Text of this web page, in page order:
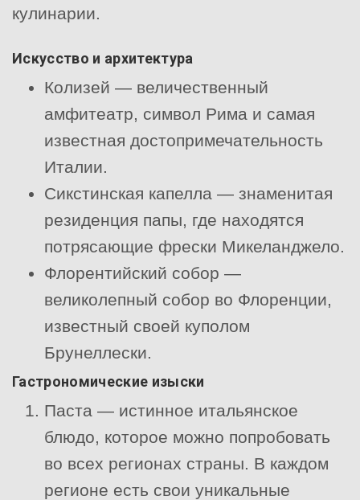
кулинарии.
Искусство и архитектура
Колизей — величественный
амфитеатр, символ Рима и самая
известная достопримечательность
Италии.
Сикстинская капелла — знаменитая
резиденция папы, где находятся
потрясающие фрески Микеланджело.
Флорентийский собор —
великолепный собор во Флоренции,
известный своей куполом
Брунеллески.
Гастрономические изыски
Паста — истинное итальянское
блюдо, которое можно попробовать
во всех регионах страны. В каждом
регионе есть свои уникальные